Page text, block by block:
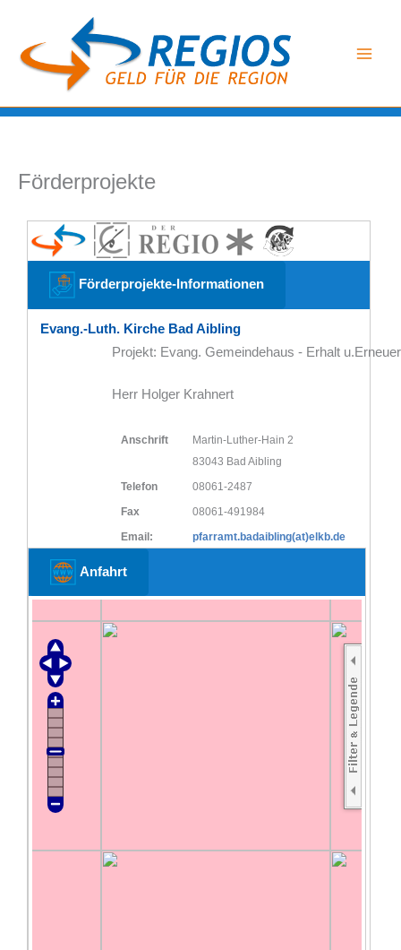
springen
Förderprojekte
Förderprojekte-Informationen
Evang.-Luth. Kirche Bad Aibling
Projekt: Evang. Gemeindehaus - Erhalt
Herr Holger Krahnert
Anschrift
Martin-Luther-Hain 2
83043 Bad Aibling
Telefon
08061-2487
Fax
08061-491984
Email:
pfarramt.badaibling(at)elkb.de
Anfahrt